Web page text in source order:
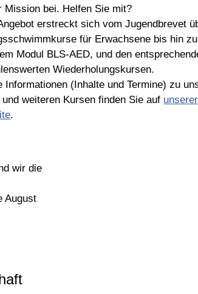
Mission bei. Helfen Sie mit?
erstreckt sich vom Jugendbrevet
für Erwachsene bis hin
Modul BLS-AED, und den
Wiederholungskursen.
Informationen (Inhalte und Termine) zu
und weiteren Kursen finden Sie auf unserer
.
wir die
August